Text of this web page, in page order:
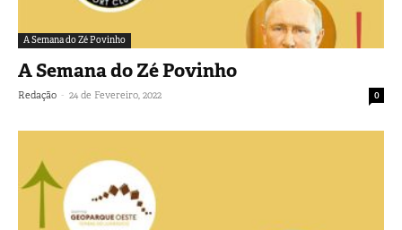
A Semana do Zé Povinho
A Semana do Zé Povinho
Redação - 24 de Fevereiro, 2022 0